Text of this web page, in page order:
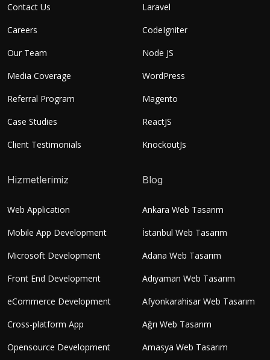
Contact Us
Careers
Our Team
Media Coverage
Referral Program
Case Studies
Client Testimonials
Laravel
CodeIgniter
Node JS
WordPress
Magento
ReactJS
KnockoutJs
Hizmetlerimiz
Web Application
Mobile App Development
Microsoft Development
Front End Development
eCommerce Development
Cross-platform App
Opensource Development
Blog
Ankara Web Tasarım
İstanbul Web Tasarım
Adana Web Tasarım
Adıyaman Web Tasarım
Afyonkarahisar Web Tasarım
Ağrı Web Tasarım
Amasya Web Tasarım